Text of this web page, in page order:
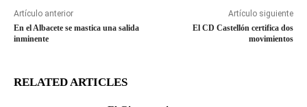
Artículo anterior
En el Albacete se mastica una salida
inminente
Artículo siguiente
El CD Castellón certifica dos
movimientos
RELATED ARTICLES